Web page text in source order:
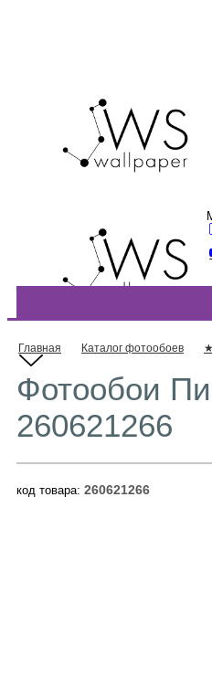
КАТАЛОГ ФОТООБОЕВ
Главная Каталог фотообоев
Фотообои
260621266
код товара: 260621266